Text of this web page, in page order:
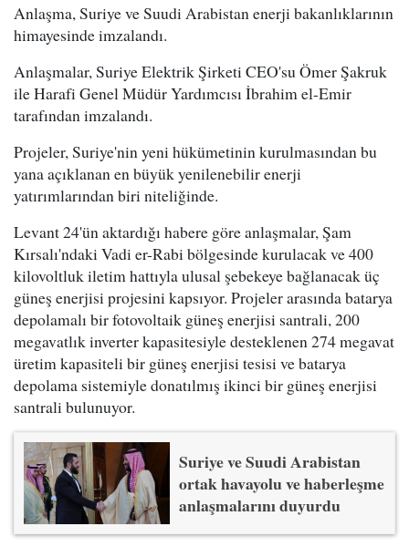
Anlaşma, Suriye ve Suudi Arabistan enerji bakanlıklarının
himayesinde imzalandı.
Anlaşmalar, Suriye Elektrik Şirketi CEO'su Ömer Şakruk
ile Harafi Genel Müdür Yardımcısı İbrahim el-Emir
tarafından imzalandı.
Projeler, Suriye'nin yeni hükümetinin kurulmasından bu
yana açıklanan en büyük yenilenebilir enerji
yatırımlarından biri niteliğinde.
Levant 24'ün aktardığı habere göre anlaşmalar, Şam
Kırsalı'ndaki Vadi er-Rabi bölgesinde kurulacak ve 400
kilovoltluk iletim hattıyla ulusal şebekeye bağlanacak üç
güneş enerjisi projesini kapsıyor. Projeler arasında batarya
depolamalı bir fotovoltaik güneş enerjisi santrali, 200
megavatlık inverter kapasitesiyle desteklenen 274 megavat
üretim kapasiteli bir güneş enerjisi tesisi ve batarya
depolama sistemiyle donatılmış ikinci bir güneş enerjisi
santrali bulunuyor.
Suriye ve Suudi Arabistan
ortak havayolu ve haberleşme
anlaşmalarını duyurdu